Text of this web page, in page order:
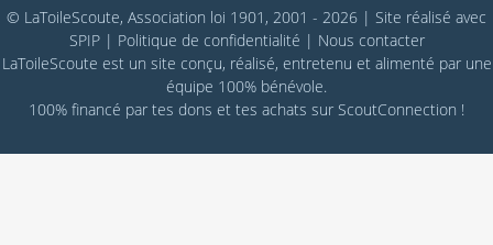
© LaToileScoute, Association loi 1901, 2001 - 2026 | Site réalisé avec
SPIP| Politique de confidentialité | Nous contacter
LaToileScoute est un site conçu, réalisé, entretenu et alimenté par une
équipe 100% bénévole.
100% financé par tes dons et tes achats sur ScoutConnection !